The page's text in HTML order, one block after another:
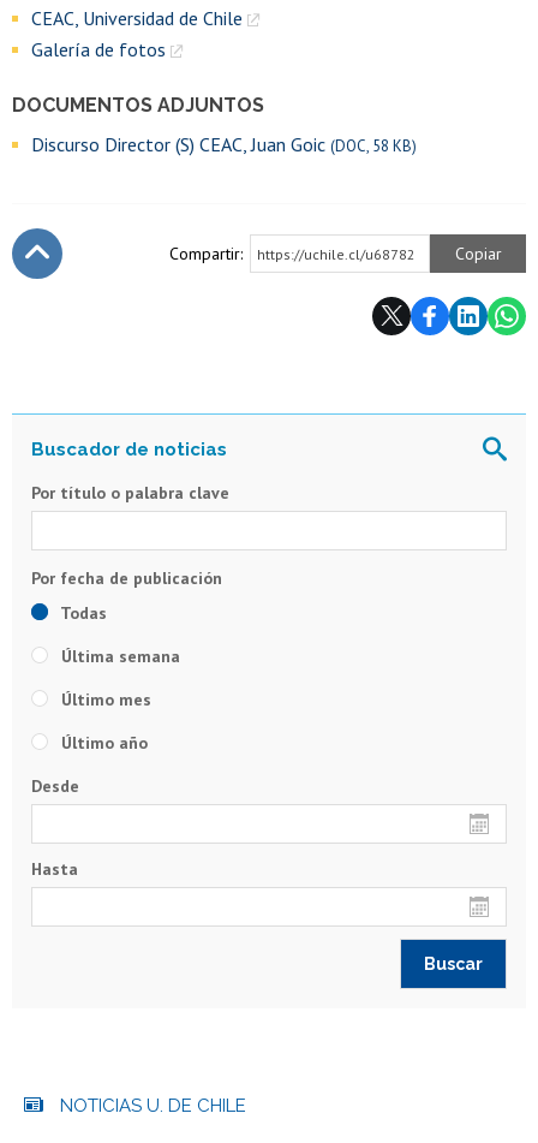
CEAC, Universidad de Chile
Galería de fotos
DOCUMENTOS ADJUNTOS
Discurso Director (S) CEAC, Juan Goic (DOC, 58 KB)
Compartir: https://uchile.cl/u68782 Copiar
Por título o palabra clave
Todas
Última semana
Último mes
Último año
Desde
Hasta
NOTICIAS U. DE CHILE